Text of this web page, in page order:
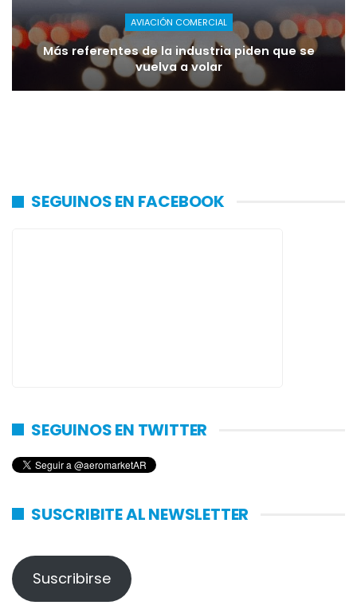
AVIACIÓN COMERCIAL
Más referentes de la industria piden que se
vuelva a volar
SEGUINOS EN FACEBOOK
SEGUINOS EN TWITTER
SUSCRIBITE AL NEWSLETTER
Suscribirse